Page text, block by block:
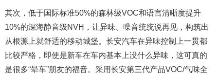
其次，低于国际标准50%的森林级VOC和语言清晰度提升
10%的深海静音级NVH，让异味、噪音统统说再见，构筑出
从根源上就舒适的移动城堡。长安汽车在异味控制上一贯都
比较严格，即使是新车在车内基本上没什么异味，这可真的
是很多“晕车”朋友的福音。采用长安第三代产品VOC/气味全